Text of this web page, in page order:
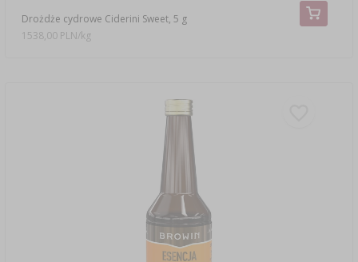
Drożdże cydrowe Ciderini Sweet, 5 g
1538,00 PLN/kg